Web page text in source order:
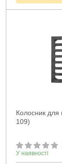
Колосник для
109)
У наявності